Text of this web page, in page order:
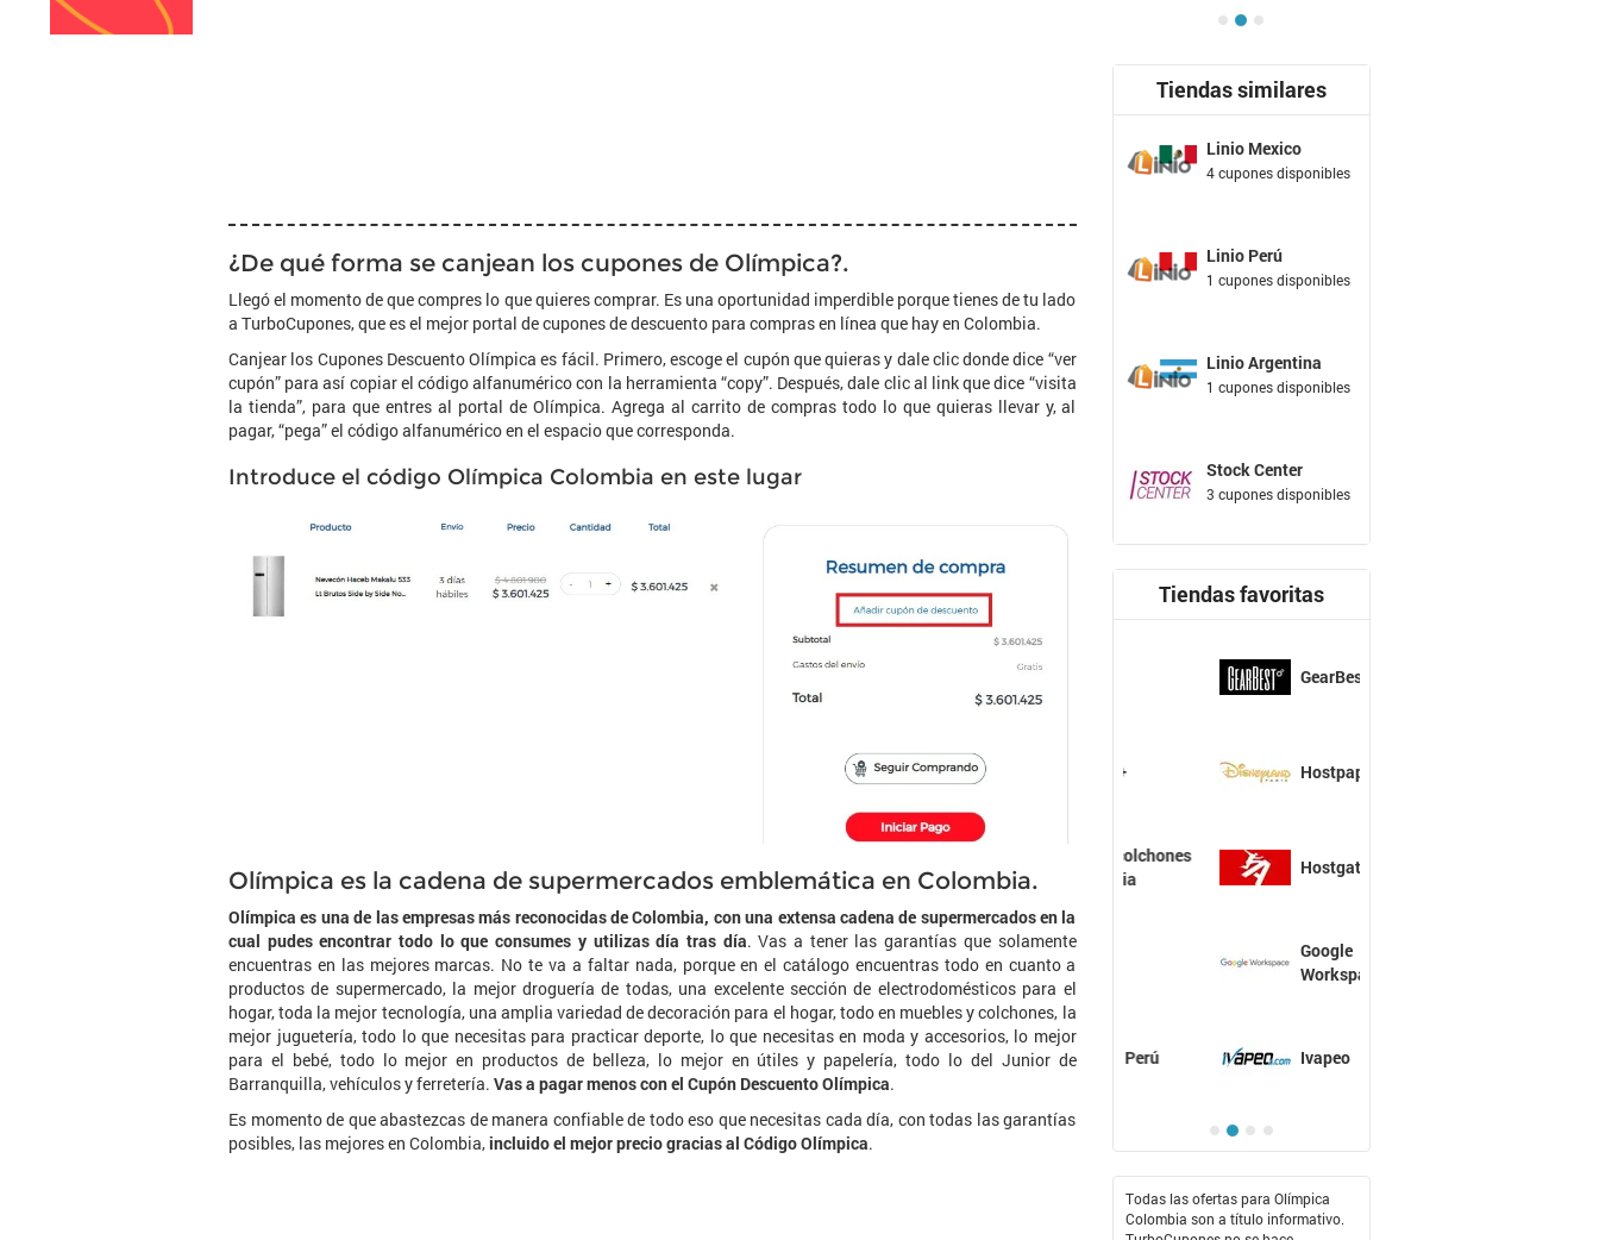
¿De qué forma se canjean los cupones de Olímpica?.
Llegó el momento de que compres lo que quieres comprar. Es una oportunidad imperdible porque tienes de tu lado
a TurboCupones, que es el mejor portal de cupones de descuento para compras en línea que hay en Colombia.
Canjear los Cupones Descuento Olímpica es fácil. Primero, escoge el cupón que quieras y dale clic donde dice “ver
cupón” para así copiar el código alfanumérico con la herramienta “copy”. Después, dale clic al link que dice “visita
la tienda”, para que entres al portal de Olímpica. Agrega al carrito de compras todo lo que quieras llevar y, al
pagar, “pega” el código alfanumérico en el espacio que corresponda.
Introduce el código Olímpica Colombia en este lugar
Olímpica es la cadena de supermercados emblemática en Colombia.
Olímpica es una de las empresas más reconocidas de Colombia, con una extensa cadena de supermercados en la
cual pudes encontrar todo lo que consumes y utilizas día tras día. Vas a tener las garantías que solamente
encuentras en las mejores marcas. No te va a faltar nada, porque en el catálogo encuentras todo en cuanto a
productos de supermercado, la mejor droguería de todas, una excelente sección de electrodomésticos para el
hogar, toda la mejor tecnología, una amplia variedad de decoración para el hogar, todo en muebles y colchones, la
mejor juguetería, todo lo que necesitas para practicar deporte, lo que necesitas en moda y accesorios, lo mejor
para el bebé, todo lo mejor en productos de belleza, lo mejor en útiles y papelería, todo lo del Junior de
Barranquilla, vehículos y ferretería. Vas a pagar menos con el Cupón Descuento Olímpica.
Es momento de que abastezcas de manera confiable de todo eso que necesitas cada día, con todas las garantías
posibles, las mejores en Colombia,incluido el mejor precio gracias al Código Olímpica.
Tiendas similares
Linio Mexico
4 cupones disponibles
Linio Perú
1 cupones disponibles
Linio Argentina
1 cupones disponibles
Stock Center
3 cupones disponibles
Tiendas favoritas
GearBest
Hostpapa
Hostgator
Workspace
Ivapeo
Todas las ofertas para Olímpica
Colombia son a título informativo.